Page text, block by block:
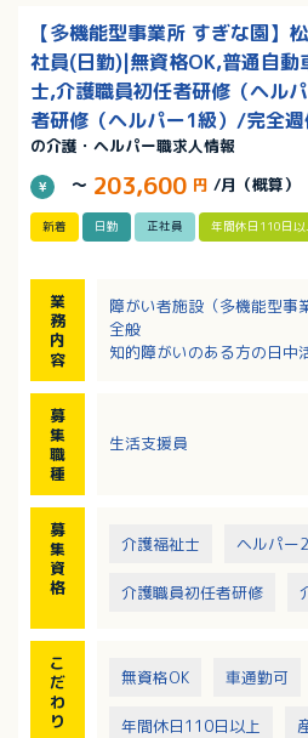
【多機能型事業所 すぎな園】
社員(日勤)|無資格OK,普通自動
士,介護職員初任者研修（ヘル
者研修（ヘルパー1級）/完全週
の介護・ヘルパー職求人情報
～ 203,600 円 /月（概算）
新着 日勤 正社員 年間休日110日以
業
務
内
容
障がい者施設（多機能型事
全般
知的障がいのある方の日中
・送迎（エリア：松山市内）
募
集
職
種
生活支援員
募
集
資
格
介護福祉士 ヘルパー
介護職員初任者研修
こ
だ
わ
り
無資格OK 車通勤可
年間休日110日以上